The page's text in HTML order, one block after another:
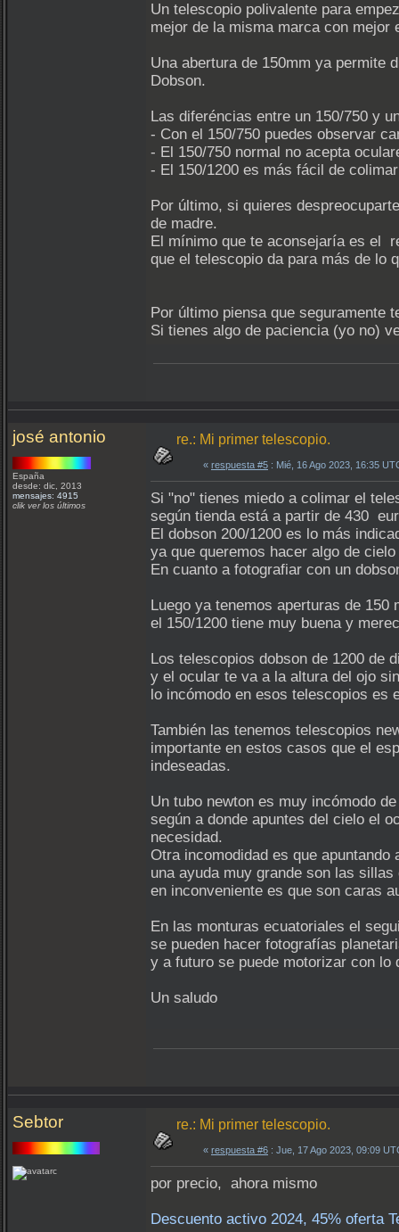
Un telescopio polivalente para
mejor de la misma marca con
Una abertura de 150mm ya permite
Dobson.
Las diferéncias entre un 150/750 y
- Con el 150/750 puedes observar
- El 150/750 normal no acepta
- El 150/1200 es más fácil de
Por último, si quieres
de madre.
El mínimo que te aconsejaría es el
que el telescopio da para más de lo
Por último piensa que seguramente
Si tienes algo de paciencia (yo no)
josé antonio
España
desde: dic, 2013
mensajes: 4915
clik ver los últimos
re.: Mi primer telescopio.
« respuesta #5 : Mié, 16 Ago 2023, 16:35
Si "no" tienes miedo a colimar el
según tienda está a partir de 430
El dobson 200/1200 es lo más
ya que queremos hacer algo de
En cuanto a fotografiar con un
Luego ya tenemos aperturas de
el 150/1200 tiene muy buena y
Los telescopios dobson de 1200 de
y el ocular te va a la altura del ojo
lo incómodo en esos telescopios es
También las tenemos telescopios
importante en estos casos que el
indeseadas.
Un tubo newton es muy incómodo
según a donde apuntes del cielo el
necesidad.
Otra incomodidad es que
una ayuda muy grande son las
en inconveniente es que son caras
En las monturas ecuatoriales el
se pueden hacer fotografías
y a futuro se puede motorizar con
Un saludo
Sebtor re.: Mi primer telescopio.
« respuesta #6 : Jue, 17 Ago 2023, 09:09
por precio, ahora mismo
Descuento activo 2024, 45% oferta